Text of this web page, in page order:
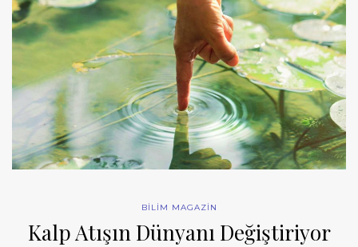
BİLİM MAGAZİN
Kalp Atışın Dünyanı Değiştiriyor